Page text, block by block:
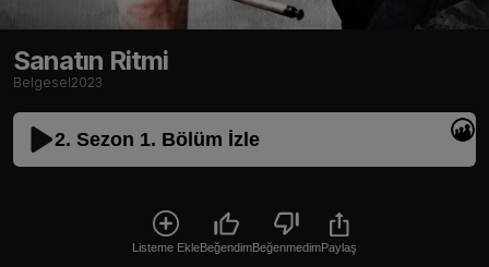
Sanatın Ritmi
Belgesel2023
2. Sezon 1. Bölüm İzle
Listeme EkleBeğendimBeğenmedimPaylaş